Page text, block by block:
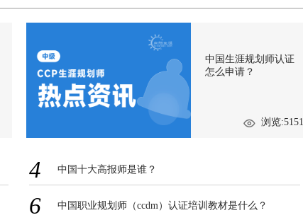
中国生涯规划师认证
怎么申请？
浏览:5151
4 中国十大高报师是谁？
6 中国职业规划师（ccdm）认证培训教材是什么？